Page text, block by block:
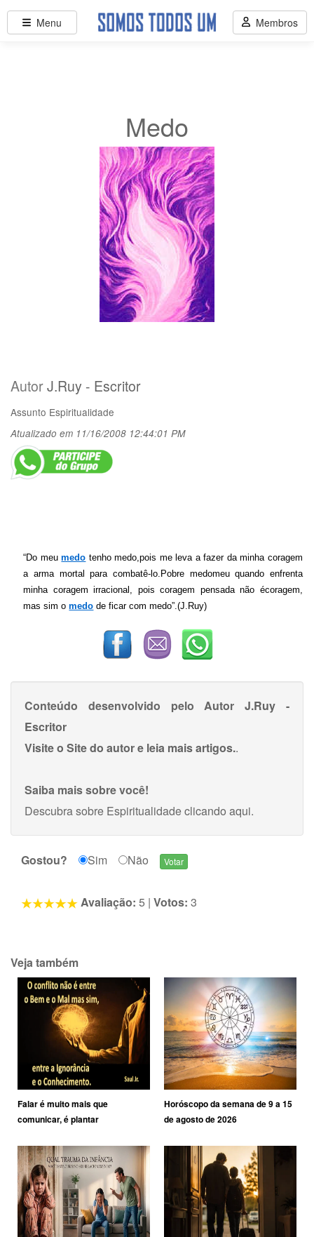
Medo
AutorJ.Ruy - Escritor
Assunto Espiritualidade
Atualizado em 11/16/2008 12:44:01 PM
“Do meumedo tenho medo,pois me leva a fazer da minha coragem
a arma mortal para combatê-lo.Pobre medomeu quando enfrenta
minha coragem irracional, pois coragem pensada não écoragem,
mas sim omedo de ficar com medo”.(J.Ruy)
Conteúdo desenvolvido pelo AutorJ.Ruy -
Escritor
Visite o Site do autor e leia mais artigos..
Saiba mais sobre você!
Descubra sobre Espiritualidadeclicando aqui.
Gostou? Sim Não
Avaliação: 5 | Votos: 3
Veja também
Falar é muito mais que
comunicar, é plantar
Horóscopo da semana de 9 a 15
de agosto de 2026
Menu Membros